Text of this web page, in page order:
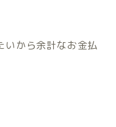
いから余計なお金払